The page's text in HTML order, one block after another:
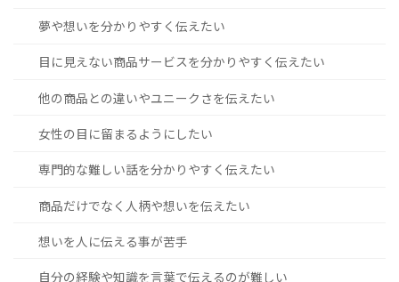
夢や想いを分かりやすく伝えたい
目に見えない商品サービスを分かりやすく伝えたい
他の商品との違いやユニークさを伝えたい
女性の目に留まるようにしたい
専門的な難しい話を分かりやすく伝えたい
商品だけでなく人柄や想いを伝えたい
想いを人に伝える事が苦手
自分の経験や知識を言葉で伝えるのが難しい